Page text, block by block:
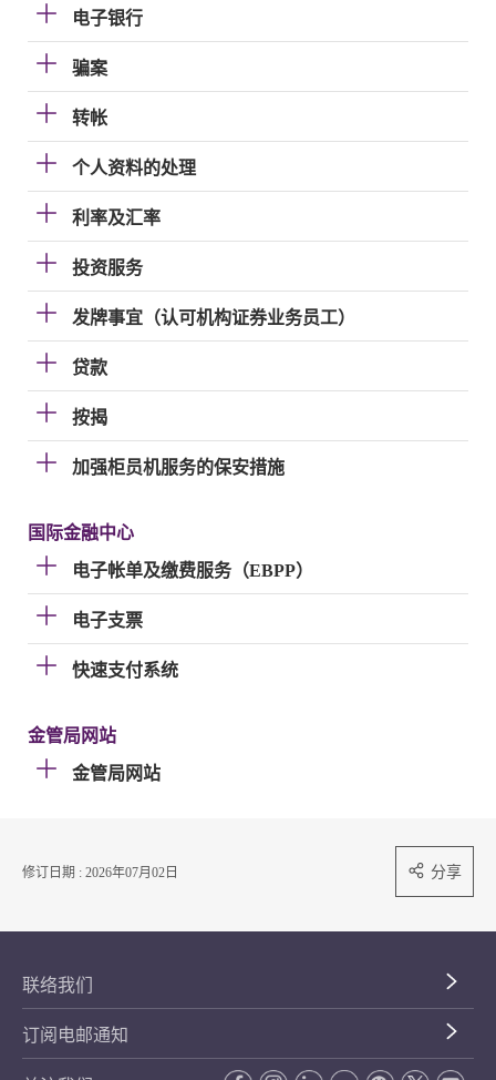
电子银行
骗案
转帐
个人资料的处理
利率及汇率
投资服务
发牌事宜（认可机构证券业务员工）
贷款
按揭
加强柜员机服务的保安措施
国际金融中心
电子帐单及缴费服务（EBPP）
电子支票
快速支付系统
金管局网站
金管局网站
修订日期 : 2026年07月02日 分享
联络我们
订阅电邮通知